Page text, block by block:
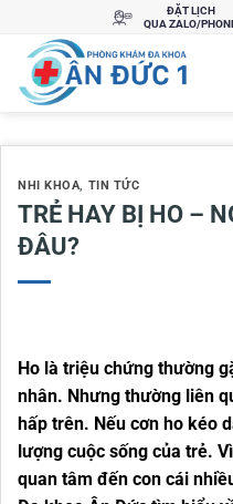
dung
ĐẶT LỊCH
QUA ZALO/
NHI KHOA, TIN TỨC
TRẺ HAY BỊ HO –
ĐÂU?
Ho là triệu chứng thường
nhân. Nhưng thường liên
hấp trên. Nếu cơn ho kéo
lượng cuộc sống của trẻ.
quan tâm đến con cái